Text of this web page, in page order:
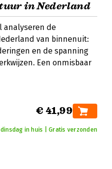
in Nederland
analyseren de
van binnenuit:
en de spanning
Een onmisbaar
€ 41,99
dinsdag in huis | Gratis verzonden